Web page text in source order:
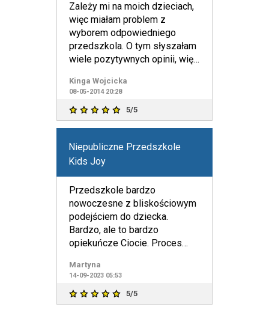
Zależy mi na moich dzieciach,
więc miałam problem z
wyborem odpowiedniego
przedszkola. O tym słyszałam
wiele pozytywnych opinii, więc
Kinga Wojcicka
08-05-2014 20:28
5/5
Niepubliczne Przedszkole
Kids Joy
Przedszkole bardzo
nowoczesne z bliskościowym
podejściem do dziecka.
Bardzo, ale to bardzo
opiekuńcze Ciocie. Proces
bezbolesny. Polecam, p
Martyna
14-09-2023 05:53
5/5